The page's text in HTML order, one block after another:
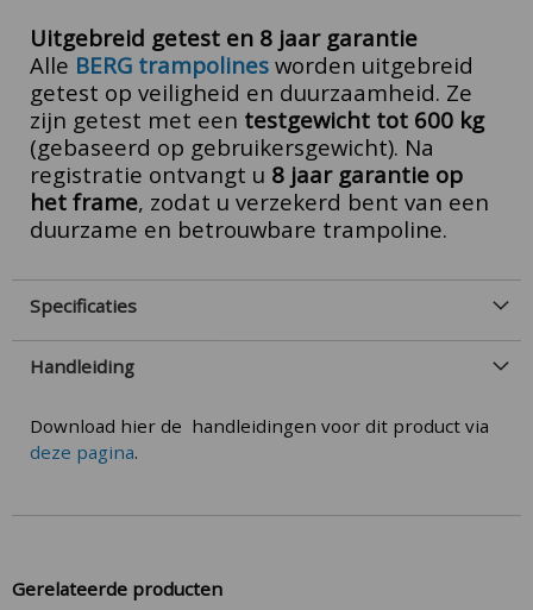
Uitgebreid getest en 8 jaar garantie
Alle BERG trampolines worden uitgebreid
getest op veiligheid en duurzaamheid. Ze
zijn getest met een testgewicht tot 600 kg
(gebaseerd op gebruikersgewicht). Na
registratie ontvangt u 8 jaar garantie op
het frame, zodat u verzekerd bent van een
duurzame en betrouwbare trampoline.
Specificaties
Handleiding
Download hier de handleidingen voor dit product via
deze pagina.
Gerelateerde producten